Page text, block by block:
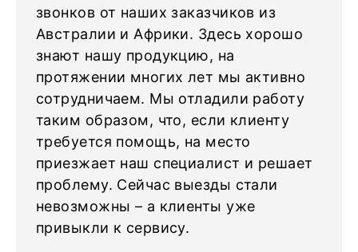
звонков от наших заказчиков из
Австралии и Африки. Здесь хорошо
знают нашу продукцию, на
протяжении многих лет мы активно
сотрудничаем. Мы отладили работу
таким образом, что, если клиенту
требуется помощь, на место
приезжает наш специалист и решает
проблему. Сейчас выезды стали
невозможны – а клиенты уже
привыкли к сервису.